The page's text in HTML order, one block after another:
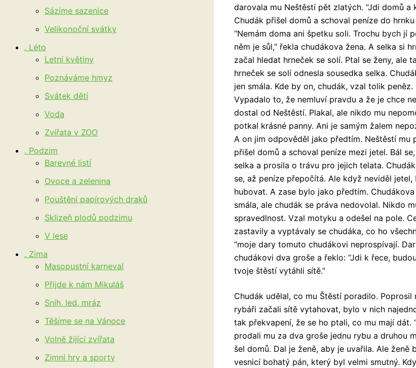
Sázíme sazenice
Velikonoční svátky
. Léto
Letní květiny
Poznáváme hmyz
Svátek dětí
Voda
Zvířata v ZOO
. Podzim
Barevné listí
Ovoce a zelenina
Pouštění papírových draků
Sklizeň plodů podzimu
V lese
. Zima
Masopustní karneval
Přijde k nám Mikuláš
Sníh, led, mráz
Těšíme se na Vánoce
Volně žijící zvířata
Zimní hry a sporty
darovala mu Neštěstí pět zlatých. “Jdi domů a
Chudák přišel domů a schoval peníze do
“Nemám doma ani špetku soli. Trochu bych jí
něm je sůl,” řekla chudákova žena. A selka si
začal hledat hrneček se solí. Ptal se ženy, ale
hrneček se solí odnesla sousedka selka.
jen smála. Kde by on, chudák, vzal tolik
Vypadalo to, že nemluví pravdu a že je chce
dostal od Neštěstí. Plakal, ale nikdo mu
potkal krásné panny. Ani je samým žalem
A on jim odpověděl jako předtím. Neštěstí mu
přišel domů a schoval peníze mezi jetel. Bál
selka a prosila o trávu pro jejich telata.
se, až peníze přepočítá. Ale když neviděl
hubovat. A zase bylo jako předtím.
smála, ale chudák se práva nedovolal. Nikdo
spravedlnost. Vzal motyku a odešel na pole.
zastavily a vyptávaly se chudáka, co ho
“moje dary tomuto chudákovi neprospívají.
chudákovi dva groše a řeklo: “Jdi k řece,
tvoje štěstí vytáhli sítě.”
Chudák udělal, co mu Štěstí poradilo.
rybáři začali sítě vytahovat, bylo v nich
tak překvapení, že se ho ptali, co mu mají dát.
prodali mu za dva groše jednu rybu a druhou
šel domů. Dal je ženě, aby je uvařila. Ale
vesnicí bohatý pán, který byl velmi smutný.